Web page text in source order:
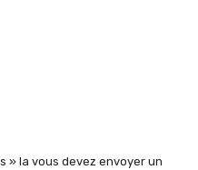
» la vous devez envoyer un